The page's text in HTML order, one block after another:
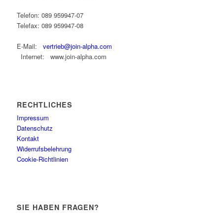
Telefon: 089 959947-07
Telefax: 089 959947-08
E-Mail: vertrieb@join-alpha.com
Internet: www.join-alpha.com
RECHTLICHES
Impressum
Datenschutz
Kontakt
Widerrufsbelehrung
Cookie-Richtlinien
SIE HABEN FRAGEN?